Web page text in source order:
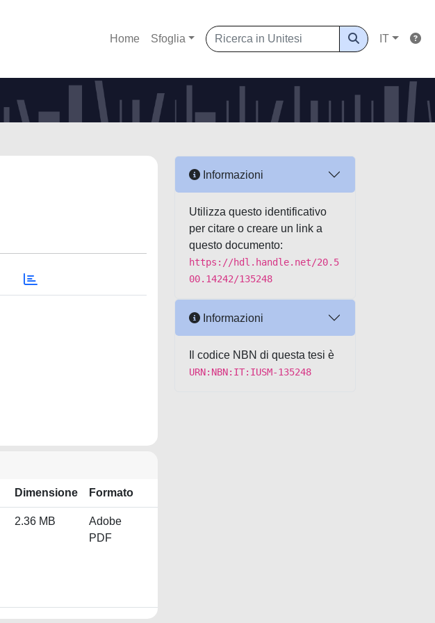
Home Sfoglia IT
Dimensione Formato
2.36 MB
Adobe
PDF
Informazioni
Utilizza questo identificativo
per citare o creare un link a
questo documento:
https://hdl.handle.net/20.5
00.14242/135248
Informazioni
Il codice NBN di questa tesi è
URN:NBN:IT:IUSM-135248